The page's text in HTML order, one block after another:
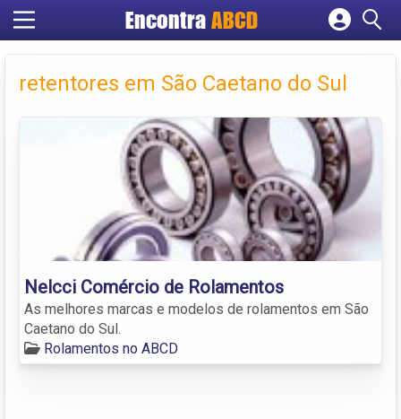
EncontraABCD
Cadastrar empresa
Criar conta
retentores em São Caetano do Sul
Nelcci Comércio de Rolamentos
As melhores marcas e modelos de rolamentos em São
Caetano do Sul.
Rolamentos no ABCD